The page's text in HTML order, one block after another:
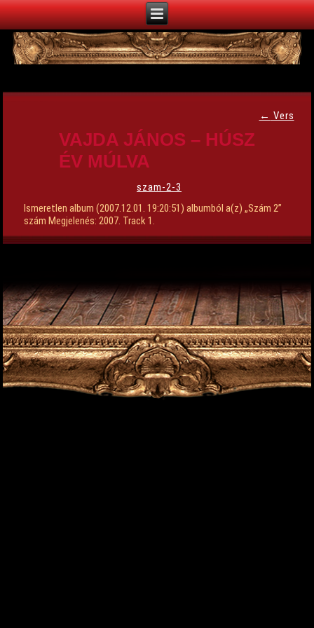
← Vers
VAJDA JÁNOS – HÚSZ
ÉV MÚLVA
szam-2-3
Ismeretlen album (2007.12.01. 19:20:51) albumból a(z) „Szám 2”
szám Megjelenés: 2007. Track 1.